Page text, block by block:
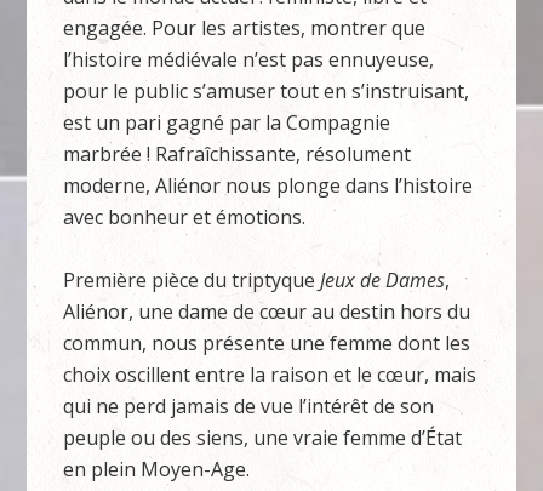
engagée. Pour les artistes, montrer que
l’histoire médiévale n’est pas ennuyeuse,
pour le public s’amuser tout en s’instruisant,
est un pari gagné par la Compagnie
marbrée ! Rafraîchissante, résolument
moderne, Aliénor nous plonge dans l’histoire
avec bonheur et émotions.
Première pièce du triptyqueJeux de Dames,
Aliénor, une dame de cœur au destin hors du
commun, nous présente une femme dont les
choix oscillent entre la raison et le cœur, mais
qui ne perd jamais de vue l’intérêt de son
peuple ou des siens, une vraie femme d’État
en plein Moyen-Age.